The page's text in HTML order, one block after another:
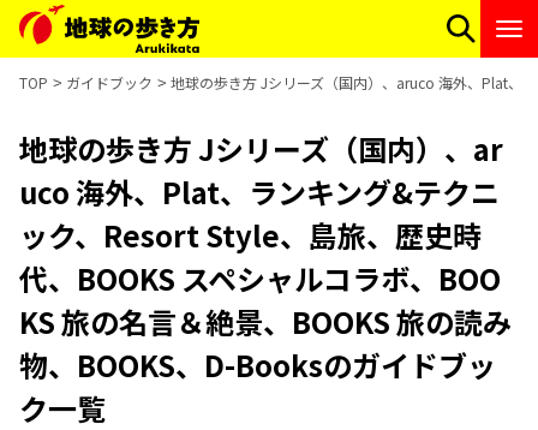
TOP ガイドブック 地球の歩き方 Jシリーズ（国内）、aruco 海外、Plat、
地球の歩き方 Jシリーズ（国内）、ar
uco 海外、Plat、ランキング&テクニ
ック、Resort Style、島旅、歴史時
代、BOOKS スペシャルコラボ、BOO
KS 旅の名言＆絶景、BOOKS 旅の読み
物、BOOKS、D-Booksのガイドブッ
ク一覧